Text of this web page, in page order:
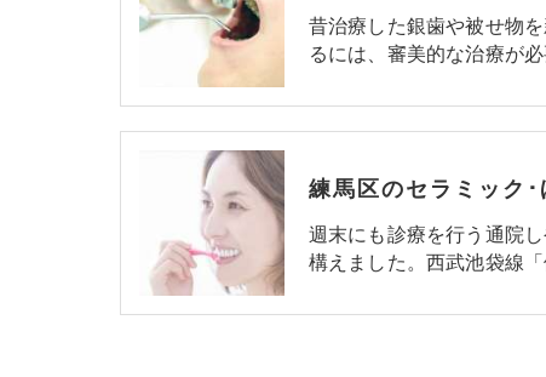
昔治療した銀歯や被せ物
るには、審美的な治療が
週末にも診療を行う通院
構えました。西武池袋線